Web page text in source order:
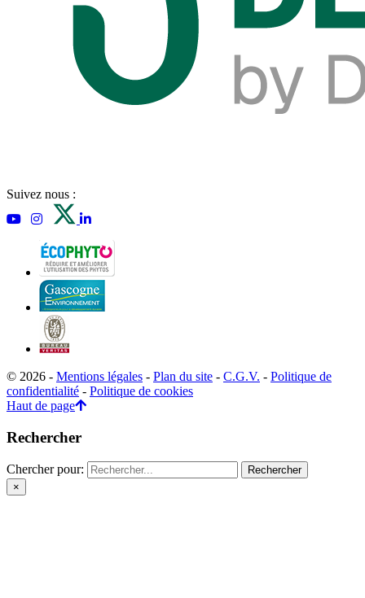
Suivez nous :
© 2026 - Mentions légales - Plan du site - C.G.V. - Politique de
confidentialité - Politique de cookies
Haut de page
Rechercher
Chercher pour:
×